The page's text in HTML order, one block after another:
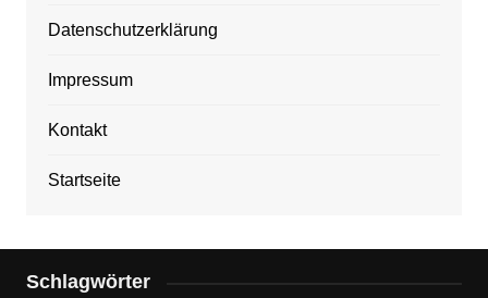
Datenschutzerklärung
Impressum
Kontakt
Startseite
Schlagwörter